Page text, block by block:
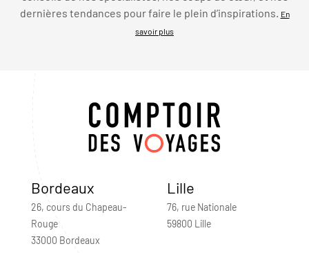
dernières tendances pour faire le plein d’inspirations.
En
savoir plus
Bordeaux
26, cours du Chapeau-
Rouge
33000 Bordeaux
Lille
76, rue Nationale
59800 Lille